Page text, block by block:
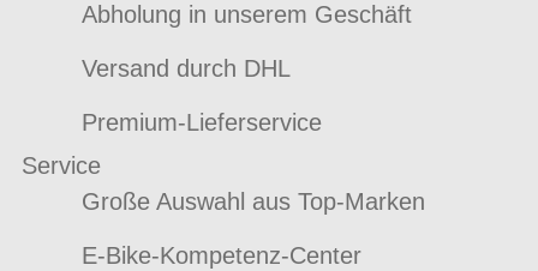
Abholung in unserem Geschäft
Versand durch DHL
Premium-Lieferservice
Service
Große Auswahl aus Top-Marken
E-Bike-Kompetenz-Center